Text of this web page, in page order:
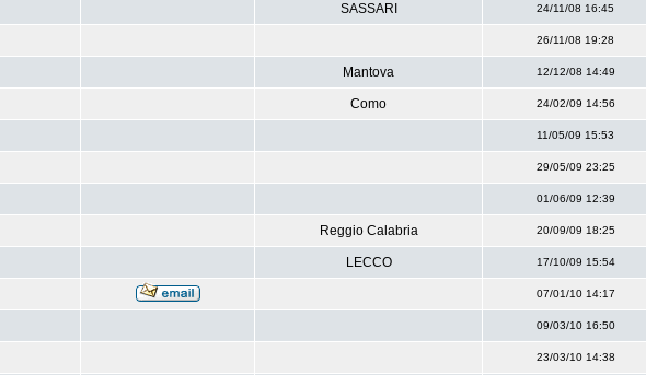
SASSARI 24/11/08 16:45
26/11/08 19:28
Mantova 12/12/08 14:49
Como 24/02/09 14:56
11/05/09 15:53
29/05/09 23:25
01/06/09 12:39
Reggio Calabria 20/09/09 18:25
LECCO 17/10/09 15:54
07/01/10 14:17
09/03/10 16:50
23/03/10 14:38